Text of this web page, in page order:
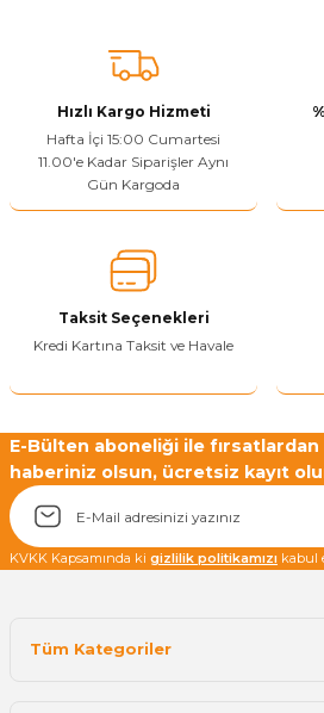
Hızlı Kargo Hizmeti
Hafta İçi 15:00 Cumartesi
11.00'e Kadar Siparişler Aynı
Gün Kargoda
Taksit Seçenekleri
Kredi Kartına Taksit ve Havale
E-Bülten aboneliği ile fırsatlardan
haberiniz olsun, ücretsiz kayıt
KVKK Kapsamında ki gizlilik politikamızı kabul
Tüm Kategoriler